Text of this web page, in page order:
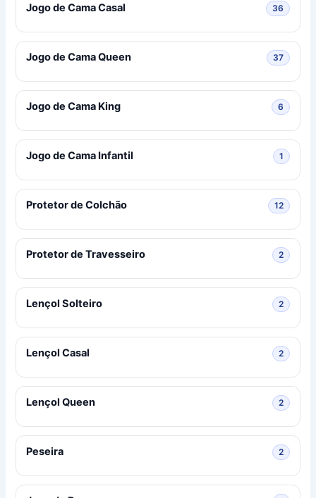
Jogo de Cama Casal 3636
Jogo de Cama Queen 3737
Jogo de Cama King 66
Jogo de Cama Infantil 11
Protetor de Colchão 1212
Protetor de Travesseiro 22
Lençol Solteiro 22
Lençol Casal 22
Lençol Queen 22
Peseira 22